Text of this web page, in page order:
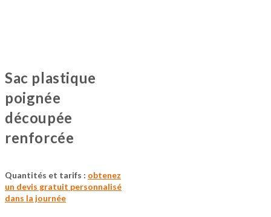
Sac plastique
poignée
découpée
renforcée
Quantités et tarifs : obtenez
un devis gratuit personnalisé
dans la journée